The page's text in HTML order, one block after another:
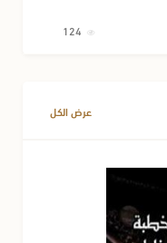
عرض الكل